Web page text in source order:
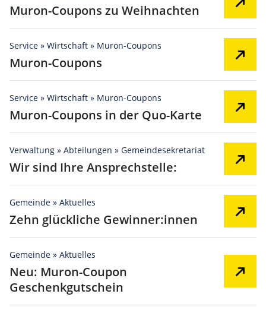
Muron-Coupons zu Weihnachten
Service » Wirtschaft » Muron-Coupons
Muron-Coupons
Service » Wirtschaft » Muron-Coupons
Muron-Coupons in der Quo-Karte
Verwaltung » Abteilungen » Gemeindesekretariat
Wir sind Ihre Ansprechstelle:
Gemeinde » Aktuelles
Zehn glückliche Gewinner:innen
Gemeinde » Aktuelles
Neu: Muron-Coupon
Geschenkgutschein